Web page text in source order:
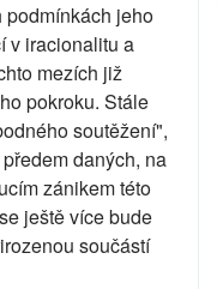
podmínkách jeho
v iracionalitu a
mezích již
pokroku. Stále
soutěžení",
daných, na
zánikem této
ještě více bude
součástí